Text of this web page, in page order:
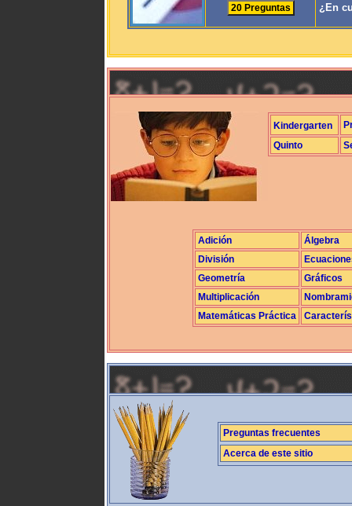
¿En
Kindergarten
Quinto
Adición
Álgebra
División
Geometría
Gráficos
Multiplicación
Matemáticas Práctica
Preguntas frecuentes
Acerca de este sitio